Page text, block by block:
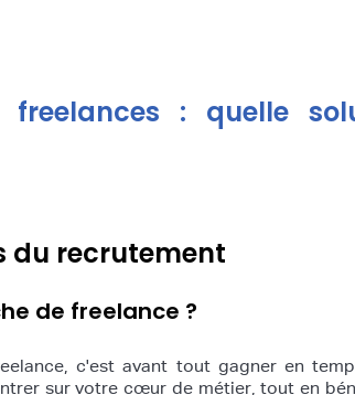
freelances : quelle
du recrutement
de freelance ?
c'est avant tout gagner en
sur votre cœur de métier, tout en